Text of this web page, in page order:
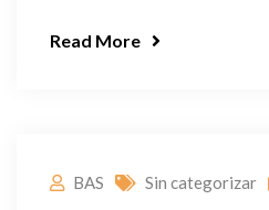
Read More
BAS Sin categorizar